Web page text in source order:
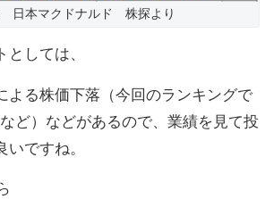
日本マクドナルド 株探より
しては、
よる株価下落（今回のランキングで
ど）などがあるので、業績を見て投
ですね。